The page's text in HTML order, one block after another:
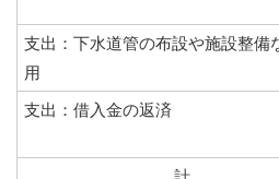
支出：下水道管の布設や施設整備
用
支出：借入金の返済